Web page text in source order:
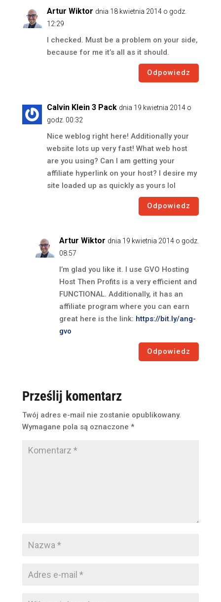
Artur Wiktor dnia 18 kwietnia 2014 o godz.
12:29
I checked. Must be a problem on your side,
because for me it’s all as it should.
Odpowiedz
Calvin Klein 3 Pack dnia 19 kwietnia 2014 o
godz. 00:32
Nice weblog right here! Additionally your
website lots up very fast! What web host
are you using? Can I am getting your
affiliate hyperlink on your host? I desire my
site loaded up as quickly as yours lol
Odpowiedz
Artur Wiktor dnia 19 kwietnia 2014 o godz.
08:57
I’m glad you like it. I use GVO Hosting
Host Then Profits is a very efficient and
FUNCTIONAL. Additionally, it has an
affiliate program where you can earn
great here is the link: https://bit.ly/ang-
gvo
Odpowiedz
Prześlij komentarz
Twój adres e-mail nie zostanie opublikowany.
Wymagane pola są oznaczone *